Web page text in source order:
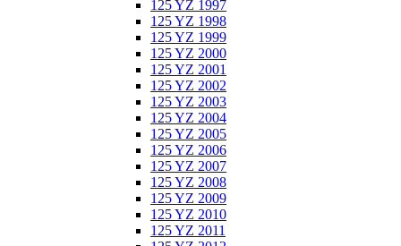
125 YZ 1997
125 YZ 1998
125 YZ 1999
125 YZ 2000
125 YZ 2001
125 YZ 2002
125 YZ 2003
125 YZ 2004
125 YZ 2005
125 YZ 2006
125 YZ 2007
125 YZ 2008
125 YZ 2009
125 YZ 2010
125 YZ 2011